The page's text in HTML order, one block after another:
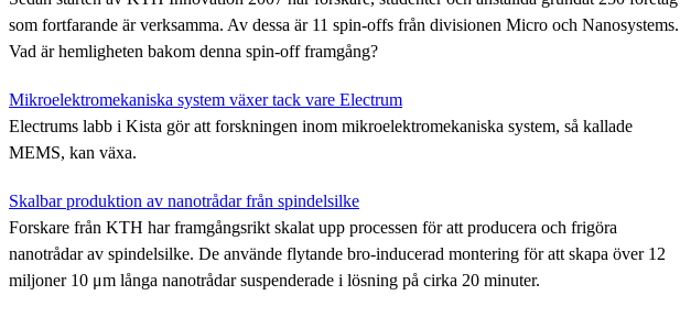
som fortfarande är verksamma. Av dessa är 11 spin-offs från divisionen Micro och Nanosystems.
Vad är hemligheten bakom denna spin-off framgång?
Mikroelektromekaniska system växer tack vare Electrum
Electrums labb i Kista gör att forskningen inom mikroelektromekaniska system, så kallade
MEMS, kan växa.
Skalbar produktion av nanotrådar från spindelsilke
Forskare från KTH har framgångsrikt skalat upp processen för att producera och frigöra
nanotrådar av spindelsilke. De använde flytande bro-inducerad montering för att skapa över 12
miljoner 10 μm långa nanotrådar suspenderade i lösning på cirka 20 minuter.